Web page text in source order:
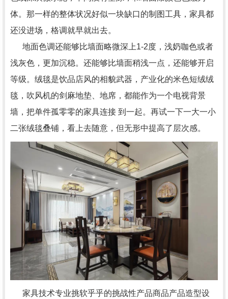
体。那一样的整体状况好似一块缺口的制图工具，家具都
还没进场，格调就早就出去。
地面色调还能够比墙面略微深上1-2度，浅奶咖色或者
浅灰色，更加沉稳。还能够比墙面稍浅一点，还能够开启
等级。绒毯是饮品店风的相貌武器，产业化的米色短绒绒
毯，吹风机的剑麻地垫、地席，都能作为一个电视背景
墙，把单件孤零零的家具连接 到一起。再试一下一大一小
二张绒毯叠铺，看上去随意，但无形中提高了层次感。
家具技术专业挑软乎乎的挑战性产品商品产品造型设